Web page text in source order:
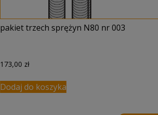
pakiet trzech sprężyn N80 nr 003
173,00 zł
Dodaj do koszyka